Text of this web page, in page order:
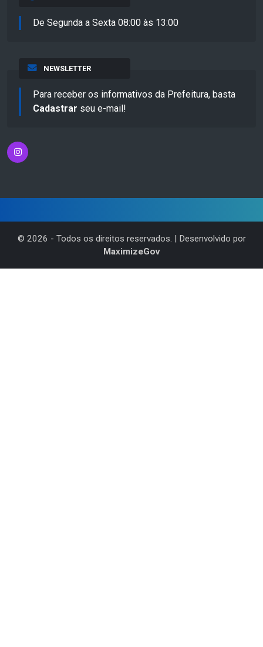
De Segunda a Sexta 08:00 às 13:00
NEWSLETTER
Para receber os informativos da Prefeitura, basta
Cadastrar seu e-mail!
© 2026 - Todos os direitos reservados. | Desenvolvido por
MaximizeGov